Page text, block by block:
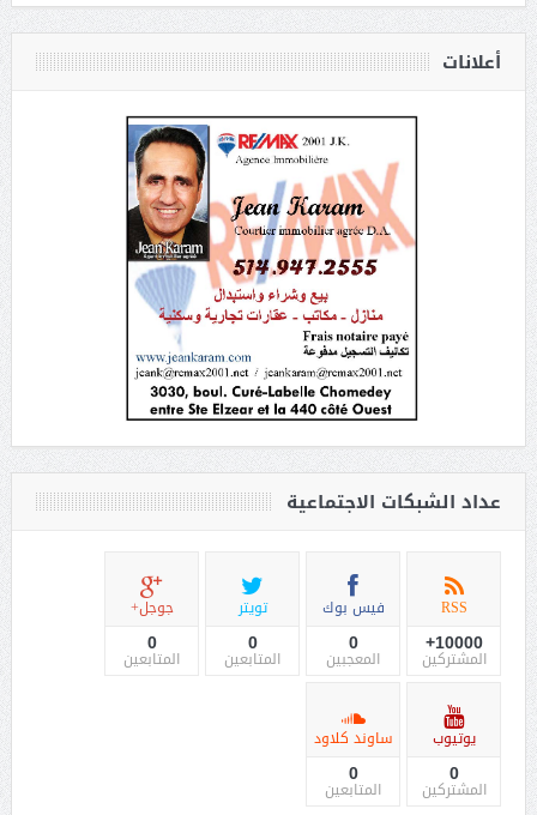
أعلانات
عداد الشبكات الاجتماعية
RSS
10000+
المشتركين
فيس بوك
0
المعجبين
تويتر
0
المتابعين
جوجل+
0
المتابعين
يوتيوب
0
المشتركين
ساوند كلاود
0
المتابعين